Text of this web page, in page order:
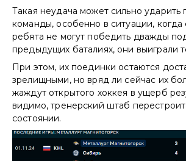
Такая неудача может сильно ударить
команды, особенно в ситуации, когда
ребята не могут победить дважды
предыдущих баталиях, они выиграли
При этом, их поединки остаются
зрелищными, но вряд ли сейчас их
жаждут открытого хоккея в ущерб
видимо, тренерский штаб
состоянии.